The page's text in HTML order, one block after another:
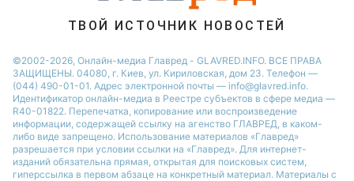
ТВОЙ ИСТОЧНИК НОВОСТЕЙ
©2002-2026, Онлайн-медиа Главред - GLAVRED.INFO. ВСЕ ПРАВА
ЗАЩИЩЕНЫ. 04080, г. Киев, ул. Кириловская, дом 23. Телефон —
(044) 490-01-01. Адрес электронной почты — info@glavred.info.
Идентификатор онлайн-медиа в Реестре cубъектов в сфере медиа —
R40-01822. Перепечатка, копирование или воспроизведение
информации, содержащей ссылку на агенство ГЛАВРЕД, в каком-
либо виде запрещено. Использование материалов «Главред»
разрешается при условии ссылки на «Главред». Для интернет-
изданий обязательна прямая, открытая для поисковых систем,
гиперссылка в первом абзаце на конкретный материал. Материалы с